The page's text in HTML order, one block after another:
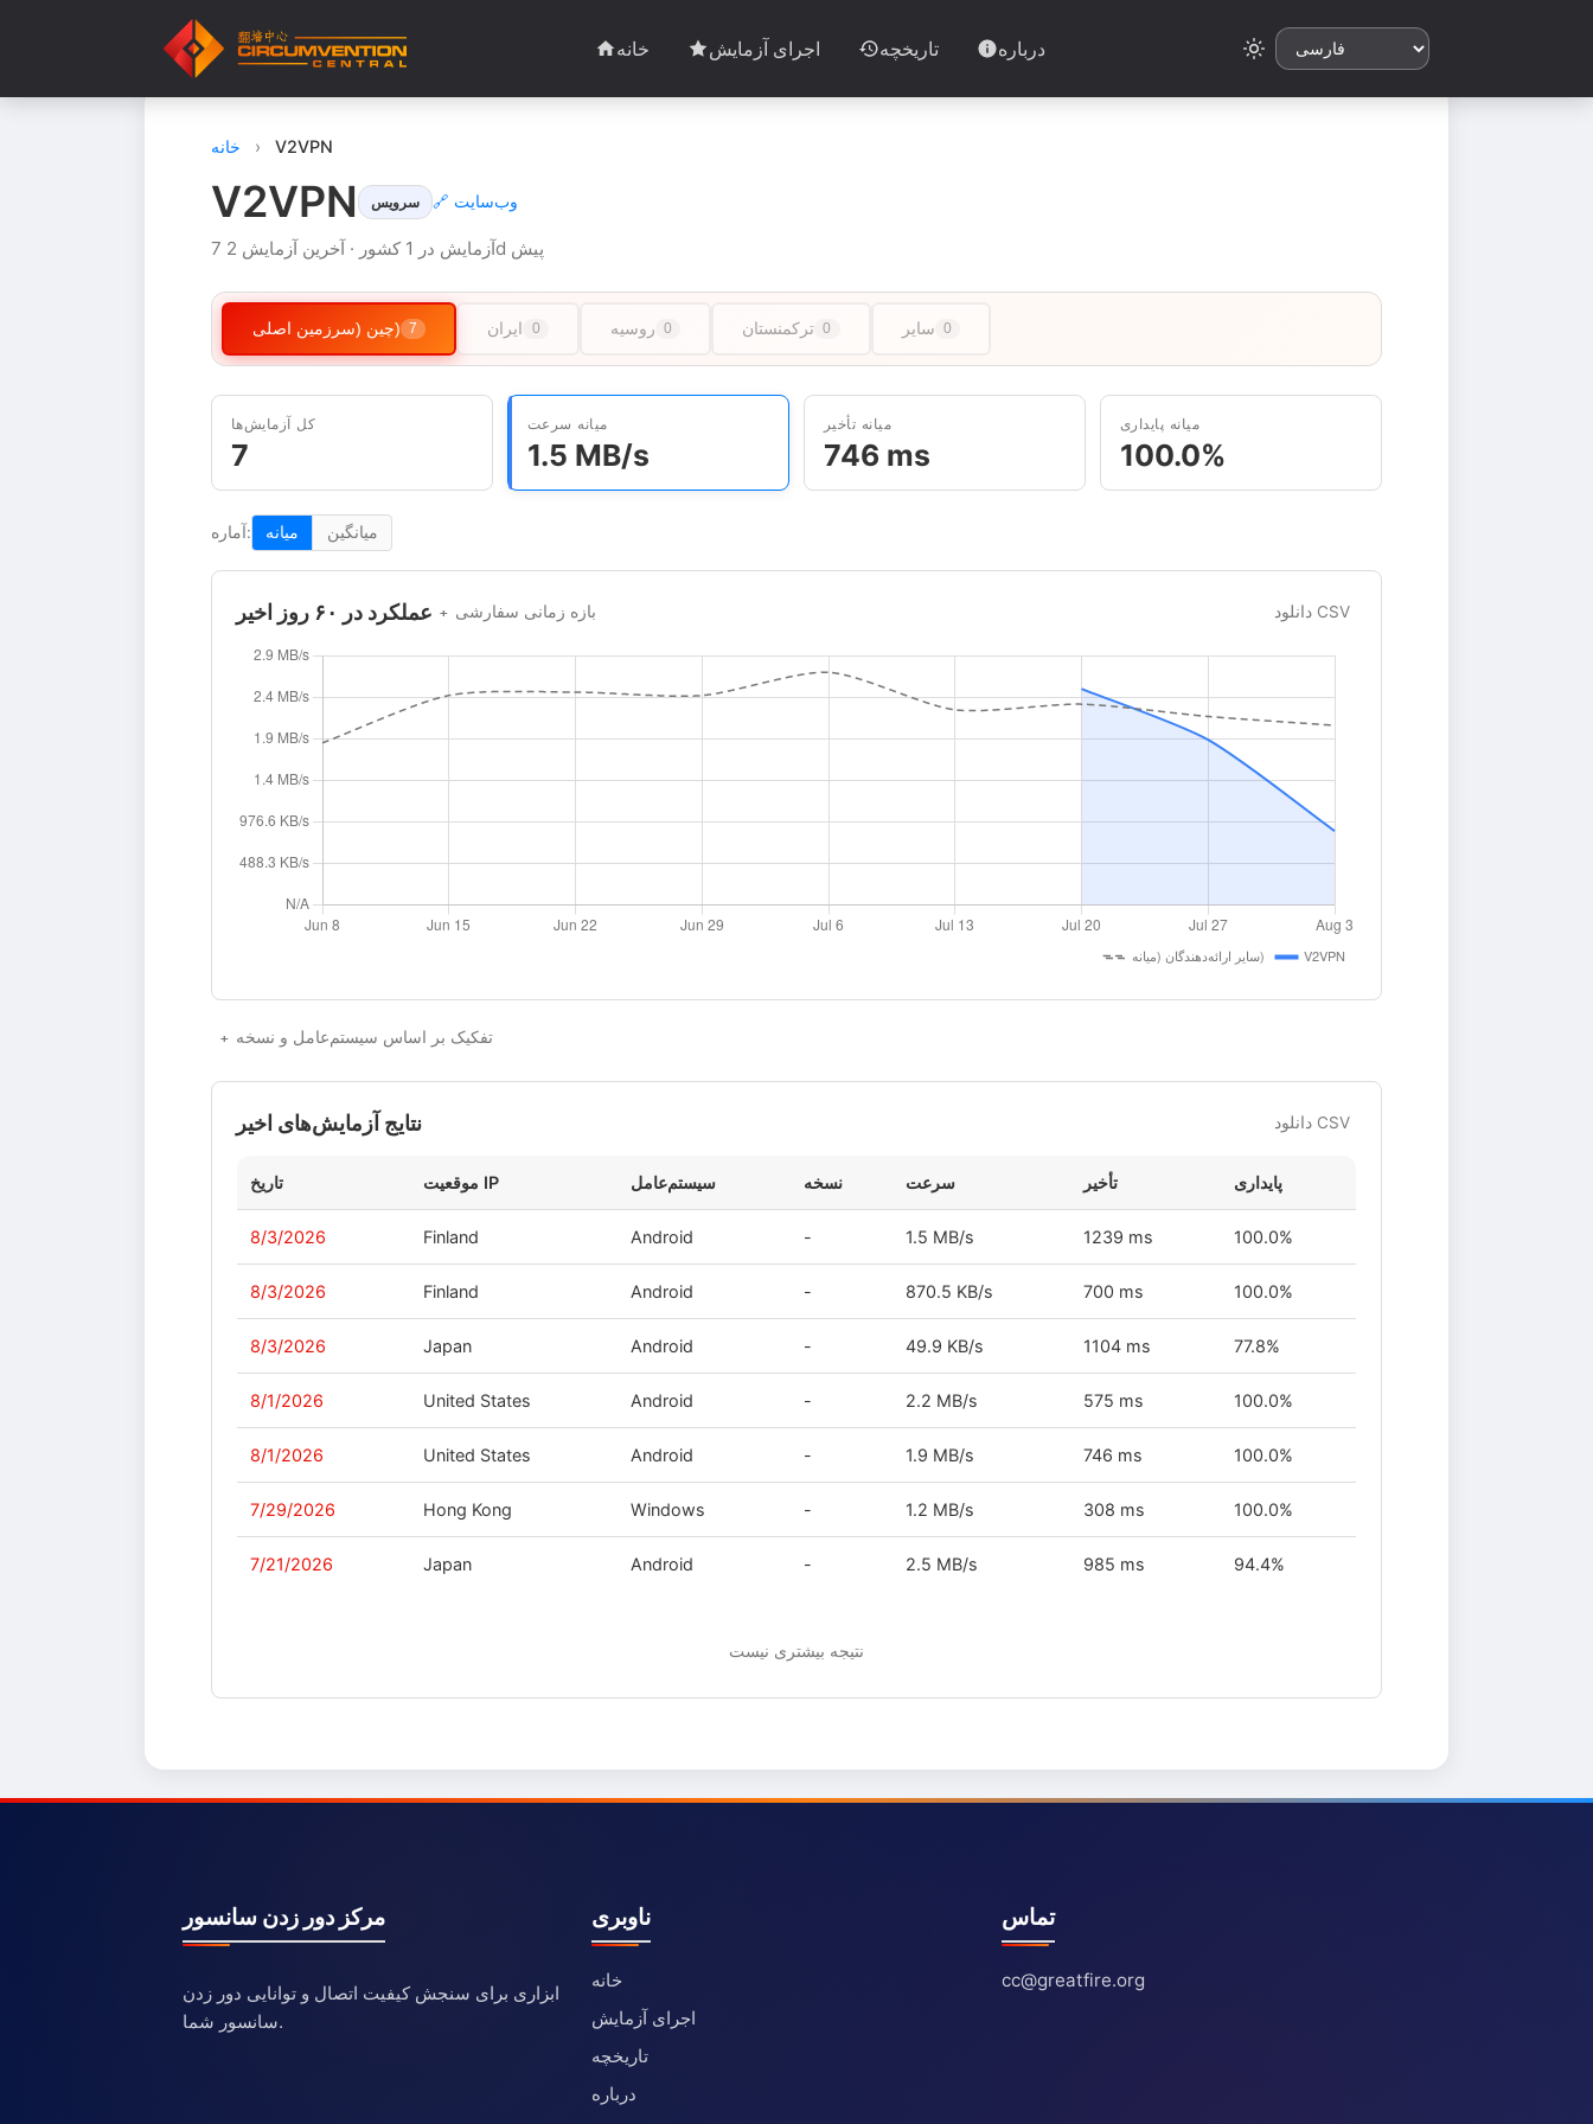
خانه اجرای آزمایش تاریخچه درباره
خانه › V2VPN
V2VPN سرویس 🔗 وب‌سایت
7 آزمایش در 1 کشور · آخرین آزمایش 2d پیش
چین (سرزمین اصلی) 7 ایران 0 روسیه 0 ترکمنستان 0 سایر 0
کل آزمایش‌ها
7
میانه سرعت
1.5 MB/s
میانه تأخیر
746 ms
میانه پایداری
100.0%
آماره: میانه میانگین
عملکرد در ۶۰ روز اخیر بازه زمانی سفارشی دانلود CSV
تفکیک بر اساس سیستم‌عامل و نسخه
نتایج آزمایش‌های اخیر دانلود CSV
تاریخ موقعیت IP سیستم‌عامل نسخه سرعت تأخیر پایداری
8/3/2026 Finland Android - 1.5 MB/s 1239 ms 100.0%
8/3/2026 Finland Android - 870.5 KB/s 700 ms 100.0%
8/3/2026 Japan Android - 49.9 KB/s 1104 ms 77.8%
8/1/2026 United States Android - 2.2 MB/s 575 ms 100.0%
8/1/2026 United States Android - 1.9 MB/s 746 ms 100.0%
7/29/2026 Hong Kong Windows - 1.2 MB/s 308 ms 100.0%
7/21/2026 Japan Android - 2.5 MB/s 985 ms 94.4%
نتیجه بیشتری نیست
مرکز دور زدن سانسور
ابزاری برای سنجش کیفیت اتصال و توانایی دور زدن
سانسور شما.
ناوبری
خانه
اجرای آزمایش
تاریخچه
درباره
تماس
cc@greatfire.org